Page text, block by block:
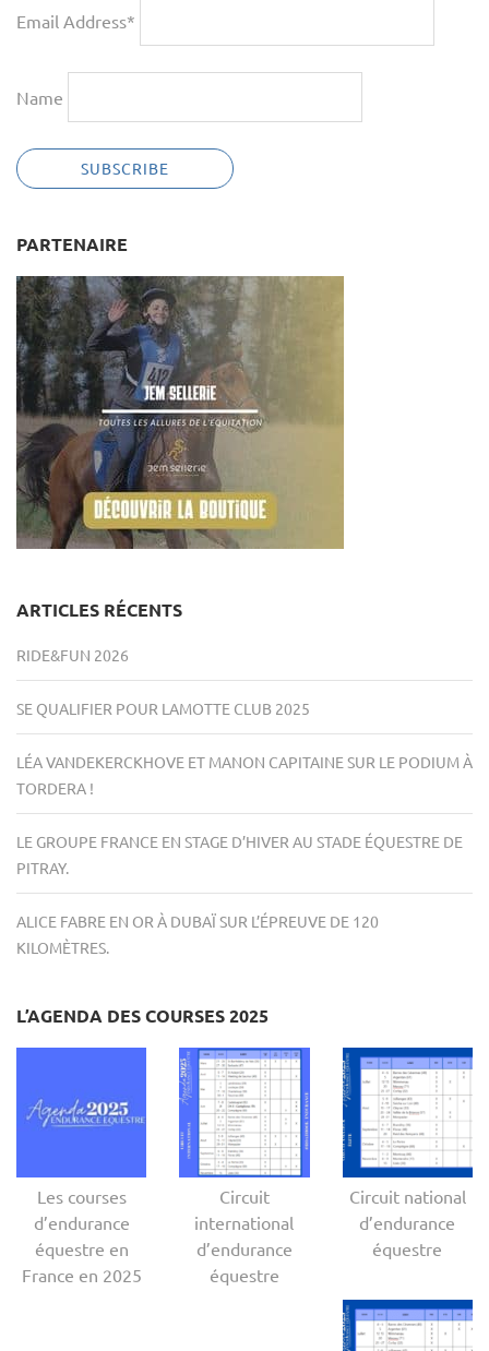
Email Address*
Name
PARTENAIRE
ARTICLES RÉCENTS
RIDE&FUN 2026
SE QUALIFIER POUR LAMOTTE CLUB 2025
LÉA VANDEKERCKHOVE ET MANON CAPITAINE SUR LE PODIUM À
TORDERA !
LE GROUPE FRANCE EN STAGE D’HIVER AU STADE ÉQUESTRE DE
PITRAY.
ALICE FABRE EN OR À DUBAÏ SUR L’ÉPREUVE DE 120
KILOMÈTRES.
L’AGENDA DES COURSES 2025
Les courses
d’endurance
équestre en
France en 2025
Circuit
international
d’endurance
équestre
Circuit national
d’endurance
équestre